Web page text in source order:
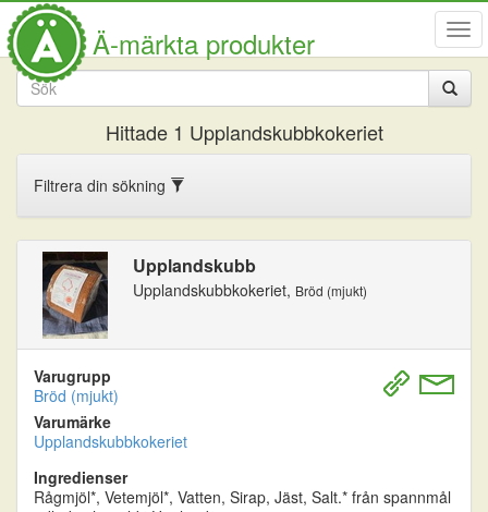
Visa
Ä-märkta produkter
Hittade 1 Upplandskubbkokeriet
Filtrera din sökning
Upplandskubb
Upplandskubbkokeriet, Bröd (mjukt)
Varugrupp
Bröd (mjukt)
Varumärke
Upplandskubbkokeriet
Ingredienser
Rågmjöl*, Vetemjöl*, Vatten, Sirap, Jäst, Salt.* från spannmål